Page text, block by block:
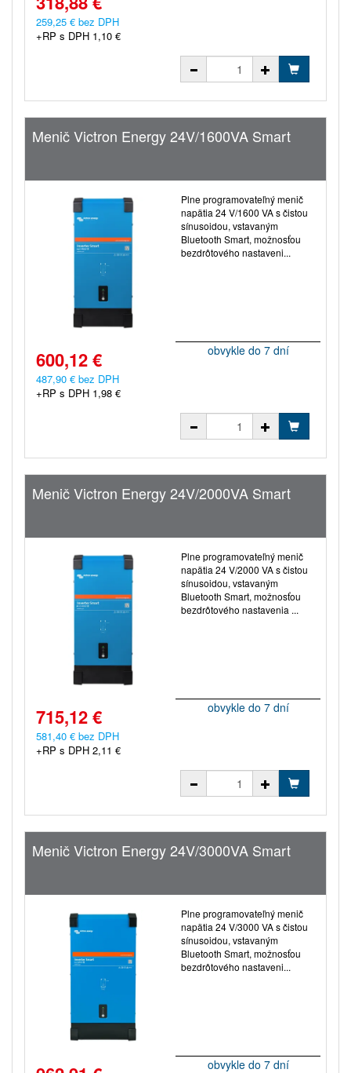
259,25 € bez DPH
+RP s DPH 1,10 €
Menič Victron Energy 24V/1600VA Smart
Plne programovateľný menič
napätia 24 V/1600 VA s čistou
sínusoidou, vstavaným
Bluetooth Smart, možnosťou
bezdrôtového nastaveni...
600,12 €
487,90 € bez DPH
+RP s DPH 1,98 €
obvykle do 7 dní
Menič Victron Energy 24V/2000VA Smart
Plne programovateľný menič
napätia 24 V/2000 VA s čistou
sínusoidou, vstavaným
Bluetooth Smart, možnosťou
bezdrôtového nastavenia ...
715,12 €
581,40 € bez DPH
+RP s DPH 2,11 €
obvykle do 7 dní
Menič Victron Energy 24V/3000VA Smart
Plne programovateľný menič
napätia 24 V/3000 VA s čistou
sínusoidou, vstavaným
Bluetooth Smart, možnosťou
bezdrôtového nastaveni...
obvykle do 7 dní